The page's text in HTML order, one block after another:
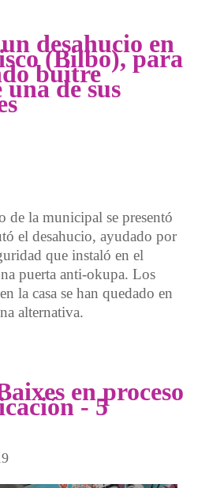
desahucio en
(Bilbo), para
buitre
una de sus
de la municipal se presentó
el desahucio, ayudado por
que instaló en el
puerta anti-okupa. Los
la casa se han quedado en
alternativa.
una de sus propiedades
en proceso
- 5